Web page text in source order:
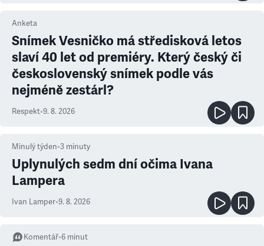
Anketa
Snímek Vesničko má středisková letos
slaví 40 let od premiéry. Který český či
československý snímek podle vás
nejméně zestárl?
Respekt•9. 8. 2026
Minulý týden•3 minuty
Uplynulých sedm dní očima Ivana
Lampera
Ivan Lamper•9. 8. 2026
Komentář•6 minut